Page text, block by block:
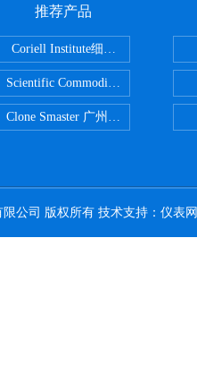
推荐产品
Scientific CommoditiesPE管 广州
Clone Smaster 广州鸿程代理
公司 版权所有 技术支持： 仪表网